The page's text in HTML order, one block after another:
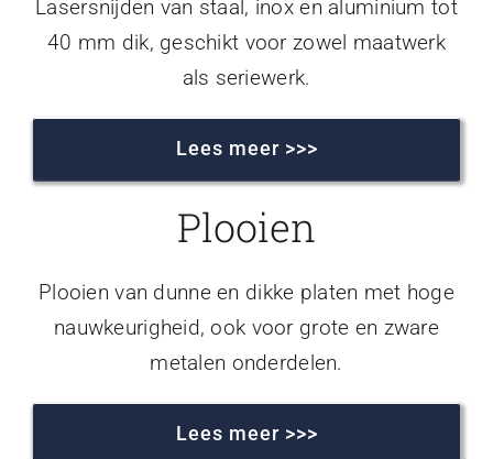
Lasersnijden van staal, inox en aluminium tot
40 mm dik, geschikt voor zowel maatwerk
als seriewerk.
Lees meer >>>
Plooien
Plooien van dunne en dikke platen met hoge
nauwkeurigheid, ook voor grote en zware
metalen onderdelen.
Lees meer >>>